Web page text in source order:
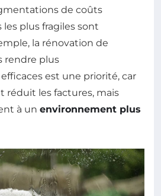
de coûts
les plus fragiles sont
la rénovation de
rendre plus
est une priorité, car
réduit les factures, mais
à un environnement plus